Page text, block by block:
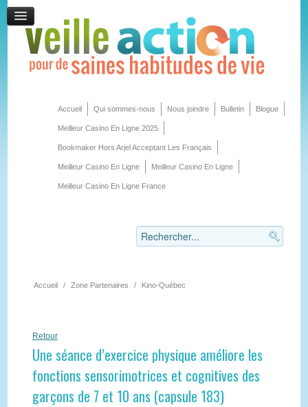
Accueil Qui sommes-nous Nous joindre Bulletin Blogue
Meilleur Casino En Ligne 2025
Bookmaker Hors Arjel Acceptant Les Français
Meilleur Casino En Ligne Meilleur Casino En Ligne
Meilleur Casino En Ligne France
Accueil / Zone Partenaires / Kino-Québec
Retour
Une séance d’exercice physique améliore les
fonctions sensorimotrices et cognitives des
garçons de 7 et 10 ans (capsule 183)